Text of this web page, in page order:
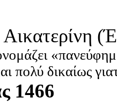
πολύ δικαίως
1466